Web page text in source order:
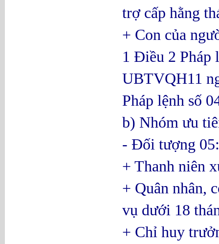
trợ cấp hằng
+ Con của
1 Điều 2 Pháp
UBTVQH11
Pháp lệnh số
b) Nhóm ưu
- Đối tượng 05:
+ Thanh niên
+ Quân nhân,
vụ dưới 18
+ Chỉ huy